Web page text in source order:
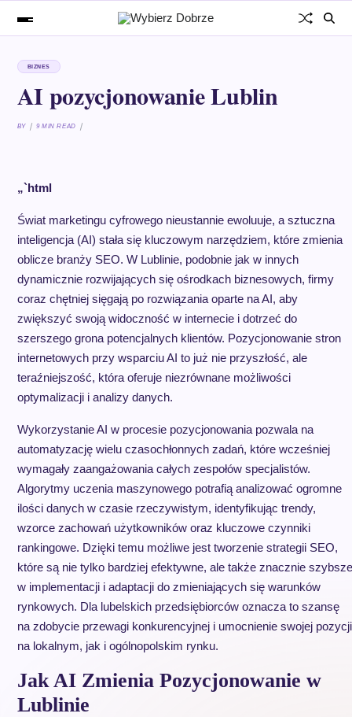
BIZNES
AI pozycjonowanie Lublin
BY 9 MIN READ
„`html
Świat marketingu cyfrowego nieustannie ewoluuje, a sztuczna
inteligencja (AI) stała się kluczowym narzędziem, które zmienia
oblicze branży SEO. W Lublinie, podobnie jak w innych
dynamicznie rozwijających się ośrodkach biznesowych, firmy
coraz chętniej sięgają po rozwiązania oparte na AI, aby
zwiększyć swoją widoczność w internecie i dotrzeć do
szerszego grona potencjalnych klientów. Pozycjonowanie stron
internetowych przy wsparciu AI to już nie przyszłość, ale
teraźniejszość, która oferuje niezrównane możliwości
optymalizacji i analizy danych.
Wykorzystanie AI w procesie pozycjonowania pozwala na
automatyzację wielu czasochłonnych zadań, które wcześniej
wymagały zaangażowania całych zespołów specjalistów.
Algorytmy uczenia maszynowego potrafią analizować ogromne
ilości danych w czasie rzeczywistym, identyfikując trendy,
wzorce zachowań użytkowników oraz kluczowe czynniki
rankingowe. Dzięki temu możliwe jest tworzenie strategii SEO,
które są nie tylko bardziej efektywne, ale także znacznie szybsze
w implementacji i adaptacji do zmieniających się warunków
rynkowych. Dla lubelskich przedsiębiorców oznacza to szansę
na zdobycie przewagi konkurencyjnej i umocnienie swojej pozycji
na lokalnym, jak i ogólnopolskim rynku.
Jak AI Zmienia Pozycjonowanie w
Lublinie